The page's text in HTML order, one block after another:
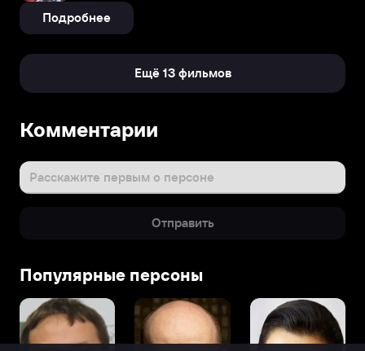
Подробнее
Ещё 13 фильмов
Комментарии
Расскажите первым о персоне
Отправить
Популярные персоны